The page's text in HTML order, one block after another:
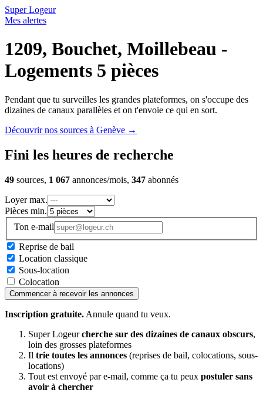
Super Logeur
Mes alertes
1209, Bouchet, Moillebeau -
Logements 5 pièces
Pendant que tu surveilles les grandes plateformes, on s'occupe des
dizaines de canaux parallèles et on t'envoie ce qui en sort.
Découvrir nos sources à Genève →
Fini les heures de recherche
49 sources, 1 067 annonces/mois, 347 abonnés
Loyer max.
Pièces min.
Ton e-mail
Reprise de bail
Location classique
Sous-location
Colocation
Commencer à recevoir les annonces
Inscription gratuite. Annule quand tu veux.
Super Logeurcherche sur des dizaines de canaux obscurs,
loin des grosses plateformes
Il trie toutes les annonces (reprises de bail, colocations, sous-
locations)
Tout est envoyé par e-mail, comme ça tu peux postuler sans
avoir à chercher